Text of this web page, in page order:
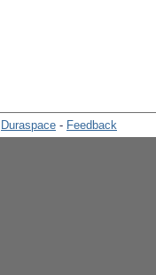
Duraspace - Feedback